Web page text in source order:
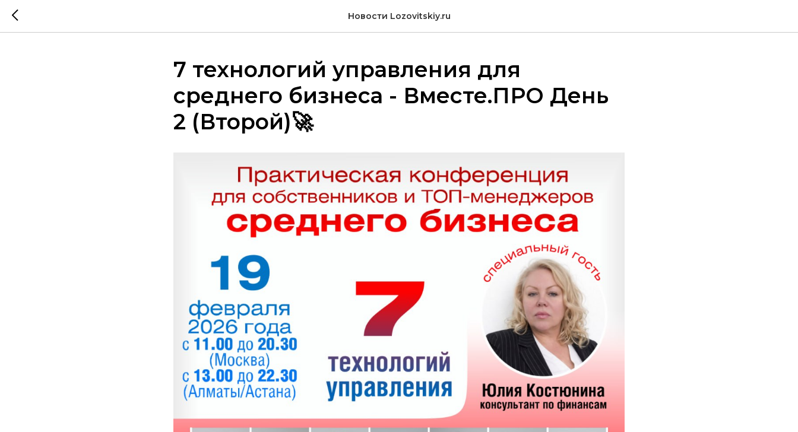
Новости Lozovitskiy.ru
7 технологий управления для
среднего бизнеса - Вместе.ПРО День
2 (Второй)🚀